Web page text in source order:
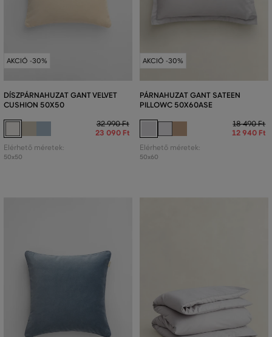
AKCIÓ -30%
DÍSZPÁRNAHUZAT GANT VELVET
CUSHION 50X50
32 990 Ft
23 090 Ft
Elérhető méretek:
50x50
AKCIÓ -30%
PÁRNAHUZAT GANT SATEEN
PILLOWC 50X60ASE
18 490 Ft
12 940 Ft
Elérhető méretek:
50x60